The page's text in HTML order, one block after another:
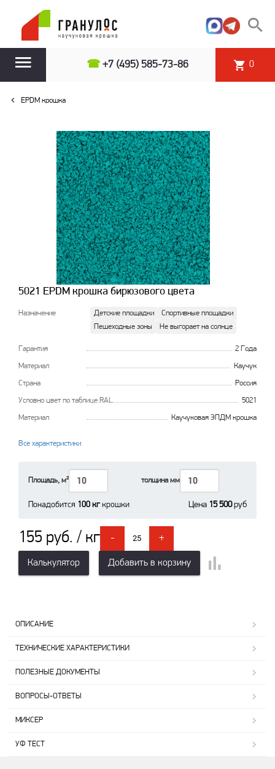
☎ +7 (495) 585-73-86 0
EPDM крошка
5021 EPDM крошка бирюзового цвета
Назначение Детские площадки
Спортивные площадки
Пешеходные зоны
Не выгорает на солнце
Гарантия 2 Года
Материал Каучук
Страна Россия
Условно цвет по таблице RAL 5021
Материал Каучуковая ЭПДМ крошка
Все характеристики
Площадь, м² толщина мм
Понадобится 100 кг крошки Цена 15 500руб
155 руб. / кг - +
Калькулятор Добавить в корзину
ОПИСАНИЕ
ТЕХНИЧЕСКИЕ ХАРАКТЕРИСТИКИ
ПОЛЕЗНЫЕ ДОКУМЕНТЫ
ВОПРОСЫ-ОТВЕТЫ
МИКСЕР
УФ ТЕСТ